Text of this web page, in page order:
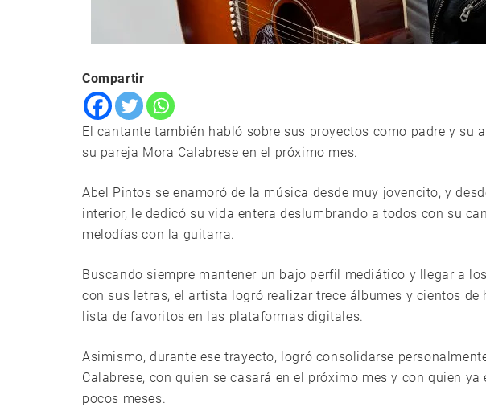
Compartir
El cantante también habló sobre sus proyectos como padre y su
su pareja Mora Calabrese en el próximo mes.
Abel Pintos se enamoró de la música desde muy jovencito, y
interior, le dedicó su vida entera deslumbrando a todos con su
melodías con la guitarra.
Buscando siempre mantener un bajo perfil mediático y llegar a
con sus letras, el artista logró realizar trece álbumes y cientos de
lista de favoritos en las plataformas digitales.
Asimismo, durante ese trayecto, logró consolidarse
Calabrese, con quien se casará en el próximo mes y con quien
pocos meses.